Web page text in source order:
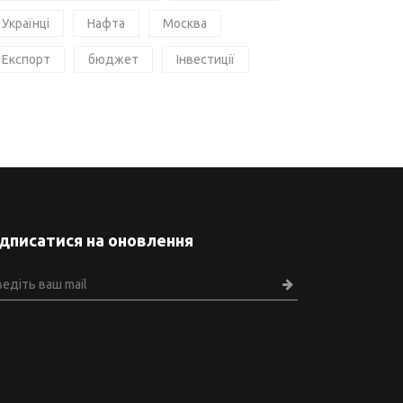
Українці Нафта Москва
Експорт бюджет Інвестиції
на оновлення